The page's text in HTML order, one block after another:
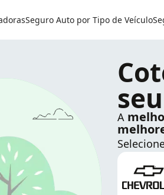
Seguro Auto por Tipo de Veículo
A